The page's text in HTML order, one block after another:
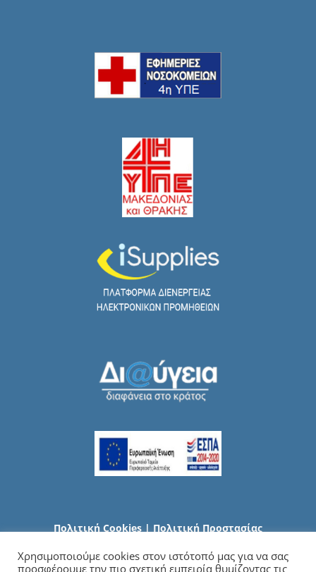
Πολιτική Cookies | Πολιτική Προστασίας
Χρησιμοποιούμε cookies στον ιστότοπό μας για να σας
προσφέρουμε την πιο σχετική εμπειρία θυμίζοντας τις